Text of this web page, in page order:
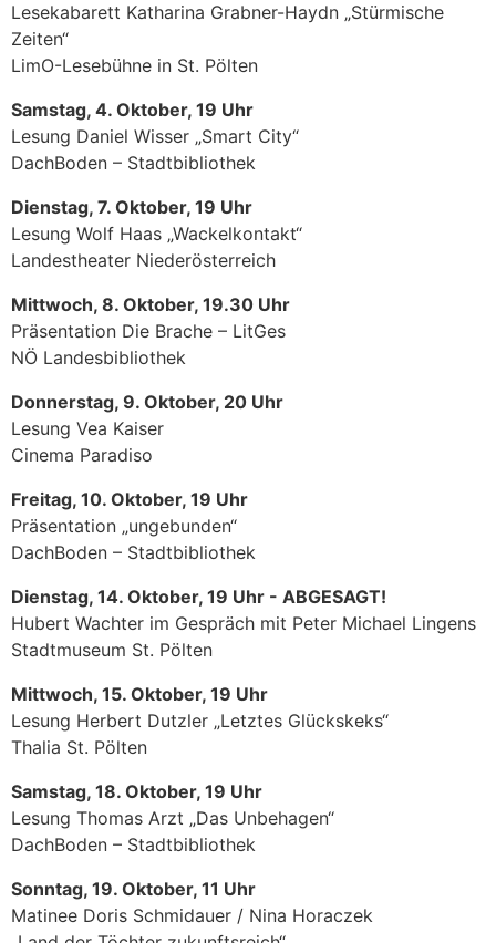
Lesekabarett Katharina Grabner-Haydn „Stürmische
Zeiten“
LimO-Lesebühne in St. Pölten
Samstag, 4. Oktober, 19 Uhr
Lesung Daniel Wisser „Smart City“
DachBoden – Stadtbibliothek
Dienstag, 7. Oktober, 19 Uhr
Lesung Wolf Haas „Wackelkontakt“
Landestheater Niederösterreich
Mittwoch, 8. Oktober, 19.30 Uhr
Präsentation Die Brache – LitGes
NÖ Landesbibliothek
Donnerstag, 9. Oktober, 20 Uhr
Lesung Vea Kaiser
Cinema Paradiso
Freitag, 10. Oktober, 19 Uhr
Präsentation „ungebunden“
DachBoden – Stadtbibliothek
Dienstag, 14. Oktober, 19 Uhr - ABGESAGT!
Hubert Wachter im Gespräch mit Peter Michael Lingens
Stadtmuseum St. Pölten
Mittwoch, 15. Oktober, 19 Uhr
Lesung Herbert Dutzler „Letztes Glückskeks“
Thalia St. Pölten
Samstag, 18. Oktober, 19 Uhr
Lesung Thomas Arzt „Das Unbehagen“
DachBoden – Stadtbibliothek
Sonntag, 19. Oktober, 11 Uhr
Matinee Doris Schmidauer / Nina Horaczek